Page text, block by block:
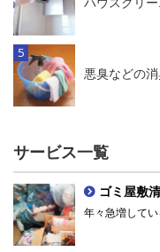
悪臭などの
サービス一覧
ゴミ屋敷
年々急増して